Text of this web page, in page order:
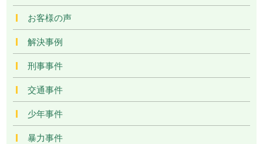
お客様の声
解決事例
刑事事件
交通事件
少年事件
暴力事件